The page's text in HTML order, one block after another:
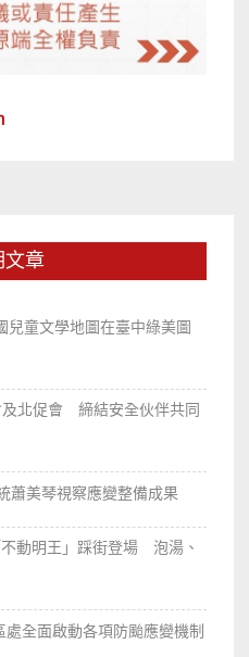
章
兒童文學地圖在臺中綠美圖
及北促會 締結安全伙伴共同
蕭美琴視察應變整備成果
動明王」踩街登場 泡湯、
全面啟動各項防颱應變機制